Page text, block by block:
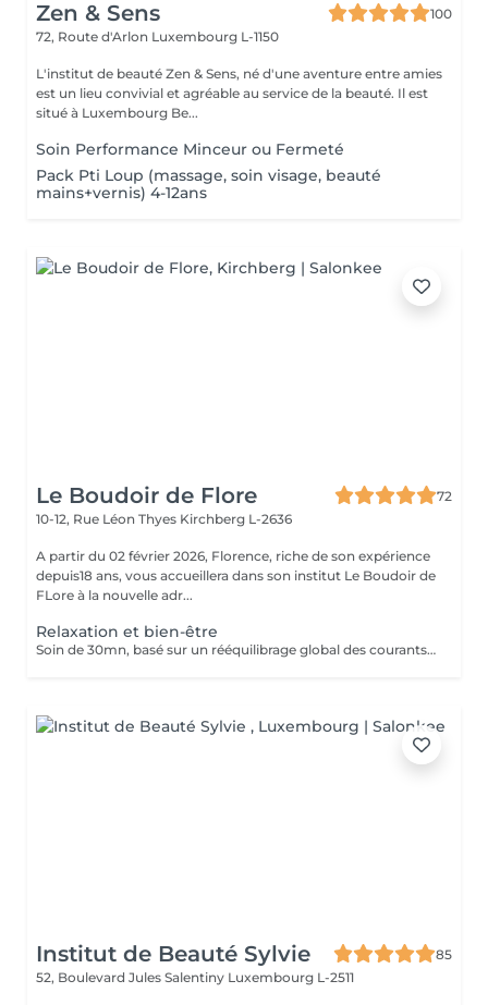
Zen & Sens
100
72, Route d'Arlon Luxembourg L-1150
L'institut de beauté Zen & Sens, né d'une aventure entre amies
est un lieu convivial et agréable au service de la beauté. Il est
situé à Luxembourg Be...
Soin Performance Minceur ou Fermeté
Pack Pti Loup (massage, soin visage, beauté
mains+vernis) 4-12ans
Le Boudoir de Flore
72
10-12, Rue Léon Thyes Kirchberg L-2636
A partir du 02 février 2026, Florence, riche de son expérience
depuis18 ans, vous accueillera dans son institut Le Boudoir de
FLore à la nouvelle adr...
Relaxation et bien-être
Soin de 30mn, basé sur un rééquilibrage global des courants d'énergies dans le corps. La technique des polarités apporte une grande détente, soulage les douleurs et élimine tous les blocages énergétiques situés entre les articulations. Associé à 30mn de magnétisme crânien. Pour ce soin, vous pouvez rester habillé.
Institut de Beauté Sylvie
85
52, Boulevard Jules Salentiny Luxembourg L-2511